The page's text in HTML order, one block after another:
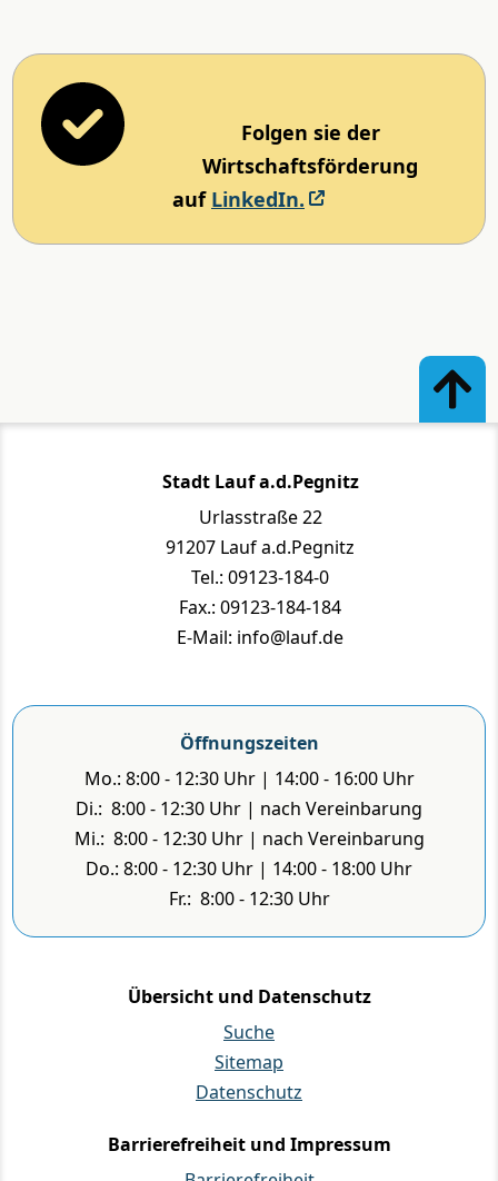
Folgen sie der
Wirtschaftsförderung
auf LinkedIn.
Stadt Lauf a.d.Pegnitz
Urlasstraße 22
91207 Lauf a.d.Pegnitz
Tel.: 09123-184-0
Fax.: 09123-184-184
E-Mail: info@lauf.de
Öffnungszeiten
Mo.: 8:00 - 12:30 Uhr | 14:00 - 16:00 Uhr
Di.: 8:00 - 12:30 Uhr | nach Vereinbarung
Mi.: 8:00 - 12:30 Uhr | nach Vereinbarung
Do.: 8:00 - 12:30 Uhr | 14:00 - 18:00 Uhr
Fr.: 8:00 - 12:30 Uhr
Übersicht und Datenschutz
Suche
Sitemap
Datenschutz
Barrierefreiheit und Impressum